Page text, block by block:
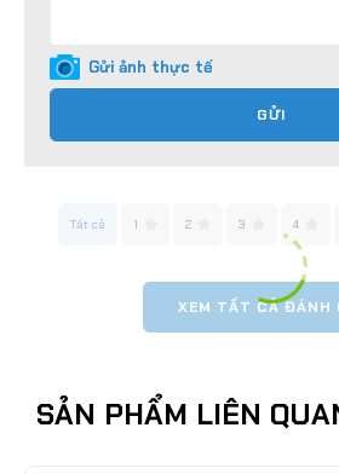
Gửi ảnh thực tế
GỬI
Tất cả 1 2 3 4
XEM TẤT CẢ ĐÁNH
SẢN PHẨM LIÊN